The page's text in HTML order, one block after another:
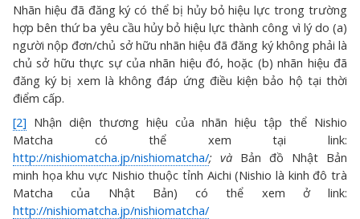
Nhãn hiệu đã đăng ký có thể bị hủy bỏ hiệu lực trong trường
hợp bên thứ ba yêu cầu hủy bỏ hiệu lực thành công vì lý do (a)
người nộp đơn/chủ sở hữu nhãn hiệu đã đăng ký không phải là
chủ sở hữu thực sự của nhãn hiệu đó, hoặc (b) nhãn hiệu đã
đăng ký bị xem là không đáp ứng điều kiện bảo hộ tại thời
điểm cấp.
[2] Nhận diện thương hiệu của nhãn hiệu tập thể Nishio
Matcha có thể xem tại link:
http://nishiomatcha.jp/nishiomatcha/; và Bản đồ Nhật Bản
minh họa khu vực Nishio thuộc tỉnh Aichi (Nishio là kinh đô trà
Matcha của Nhật Bản) có thể xem ở link:
http://nishiomatcha.jp/nishiomatcha/